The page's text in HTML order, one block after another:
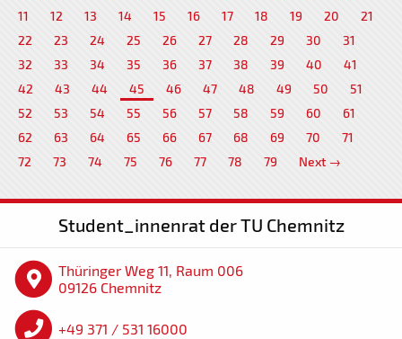
11
12 13 14 15 16 17 18 19 20
21
22
23 24 25 26 27 28 29 30
31
32
33 34 35 36 37 38 39 40
41
42
43 44 45 46 47 48 49 50
51
52
53 54 55 56 57 58 59 60
61
62
63 64 65 66 67 68 69 70
71
72
73 74 75 76 77 78 79 Next →
Student_innenrat der TU Chemnitz
Thüringer Weg 11, Raum 006
09126 Chemnitz
+49 371 / 531 16000